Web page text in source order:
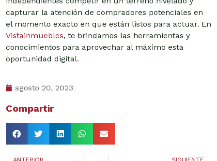
capturar la atención de compradores potenciales en
el momento exacto en que están listos para actuar. En
Vistainmuebles, te brindamos las herramientas y
conocimientos para aprovechar al máximo esta
oportunidad digital.
agosto 20, 2023
Compartir